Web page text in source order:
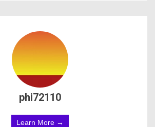
phi72110
Learn More →